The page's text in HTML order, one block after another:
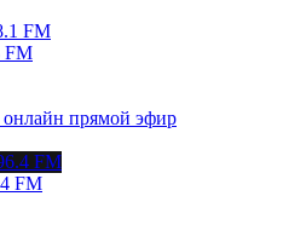
FM
прямой эфир
FM